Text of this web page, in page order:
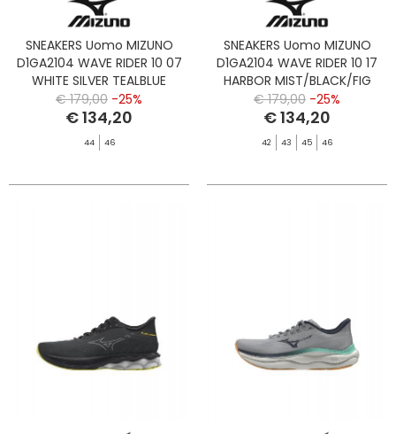
SNEAKERS Uomo MIZUNO
D1GA2104 WAVE RIDER 10 07
WHITE SILVER TEALBLUE
€ 179,00 -25%
€ 134,20
44 46
SNEAKERS Uomo MIZUNO
D1GA2104 WAVE RIDER 10 17
HARBOR MIST/BLACK/FIG
€ 179,00 -25%
€ 134,20
42 43 45 46